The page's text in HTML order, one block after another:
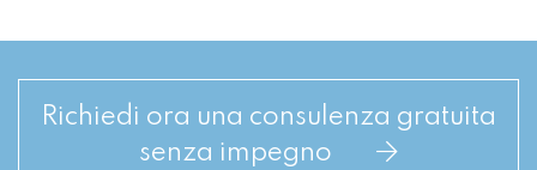
Richiedi ora una consulenza gratuita
senza impegno